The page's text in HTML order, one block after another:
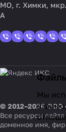
МО, г. Химки,
А
© 2012–2026 ООО
Все ресурсы
доменное имя,
Мы